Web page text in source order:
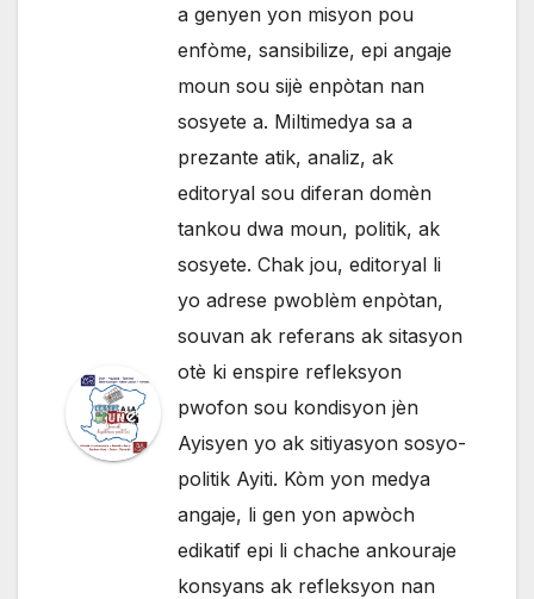
a genyen yon misyon pou
enfòme, sansibilize, epi angaje
moun sou sijè enpòtan nan
sosyete a. Miltimedya sa a
prezante atik, analiz, ak
editoryal sou diferan domèn
tankou dwa moun, politik, ak
sosyete. Chak jou, editoryal li
yo adrese pwoblèm enpòtan,
souvan ak referans ak sitasyon
otè ki enspire refleksyon
pwofon sou kondisyon jèn
Ayisyen yo ak sitiyasyon sosyo-
politik Ayiti. Kòm yon medya
angaje, li gen yon apwòch
edikatif epi li chache ankouraje
konsyans ak refleksyon nan